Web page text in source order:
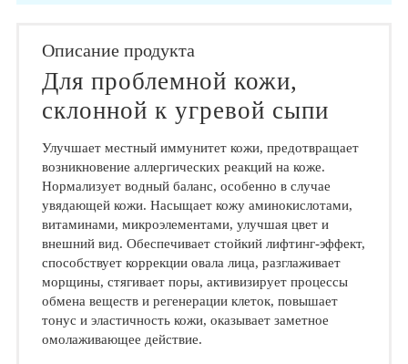
Описание продукта
Для проблемной кожи,
склонной к угревой сыпи
Улучшает местный иммунитет кожи, предотвращает
возникновение аллергических реакций на коже.
Нормализует водный баланс, особенно в случае
увядающей кожи. Насыщает кожу аминокислотами,
витаминами, микроэлементами, улучшая цвет и
внешний вид. Обеспечивает стойкий лифтинг-эффект,
способствует коррекции овала лица, разглаживает
морщины, стягивает поры, активизирует процессы
обмена веществ и регенерации клеток, повышает
тонус и эластичность кожи, оказывает заметное
омолаживающее действие.